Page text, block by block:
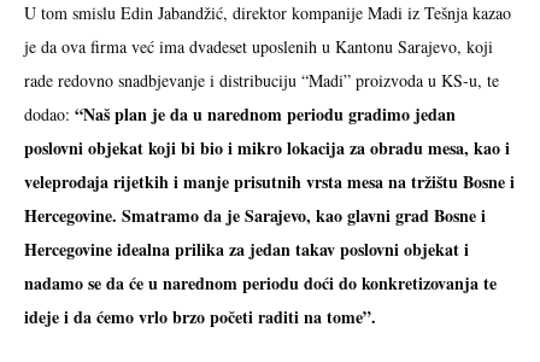
U tom smislu Edin Jabandžić, direktor kompanije Madi iz Tešnja kazao
je da ova firma već ima dvadeset uposlenih u Kantonu Sarajevo, koji
rade redovno snadbjevanje i distribuciju “Madi” proizvoda u KS-u, te
dodao: “Naš plan je da u narednom periodu gradimo jedan
poslovni objekat koji bi bio i mikro lokacija za obradu mesa, kao i
veleprodaja rijetkih i manje prisutnih vrsta mesa na tržištu Bosne i
Hercegovine. Smatramo da je Sarajevo, kao glavni grad Bosne i
Hercegovine idealna prilika za jedan takav poslovni objekat i
nadamo se da će u narednom periodu doći do konkretizovanja te
ideje i da ćemo vrlo brzo početi raditi na tome”.